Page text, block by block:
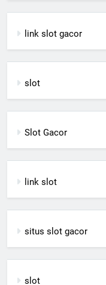
link slot gacor
slot
Slot Gacor
link slot
situs slot gacor
slot